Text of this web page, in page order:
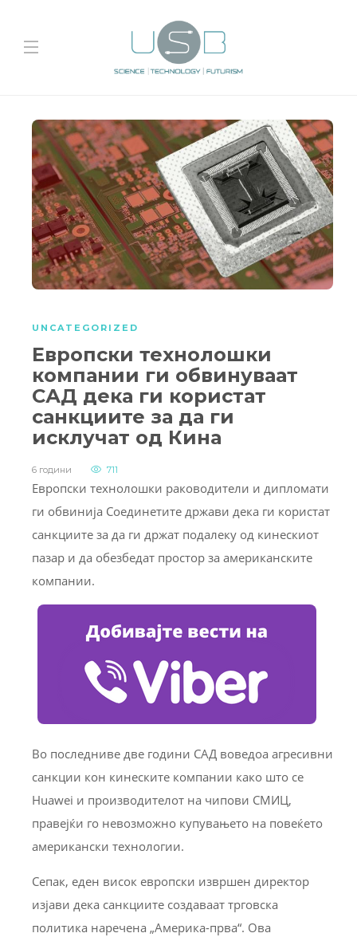
UNCATEGORIZED
Европски технолошки
компании ги обвинуваат
САД дека ги користат
санкциите за да ги
исклучат од Кина
6 години 711
Европски технолошки раководители и дипломати
ги обвинија Соединетите држави дека ги користат
санкциите за да ги држат подалеку од кинескиот
пазар и да обезбедат простор за американските
компании.
Во последниве две години САД воведоа агресивни
санкции кон кинеските компании како што се
Huawei и производителот на чипови СМИЦ,
правејќи го невозможно купувањето на повеќето
американски технологии.
Сепак, еден висок европски извршен директор
изјави дека санкциите создаваат трговска
политика наречена „Америка-прва“. Ова